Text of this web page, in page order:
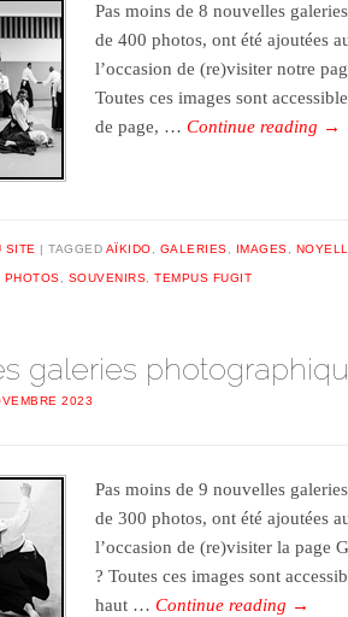
Pas moins de 8 nouvelles
de 400 photos, ont été ajoutées
l’occasion de (re)visiter notre
Toutes ces images sont
de page, …Continue reading →
SITE TAGGED AÏKIDO, GALERIES, IMAGES,
PHOTOS, SOUVENIRS,TEMPUS FUGIT
galeries
2023
Pas moins de 9 nouvelles
de 300 photos, ont été ajoutées
l’occasion de (re)visiter la page
? Toutes ces images sont
haut …Continue reading →